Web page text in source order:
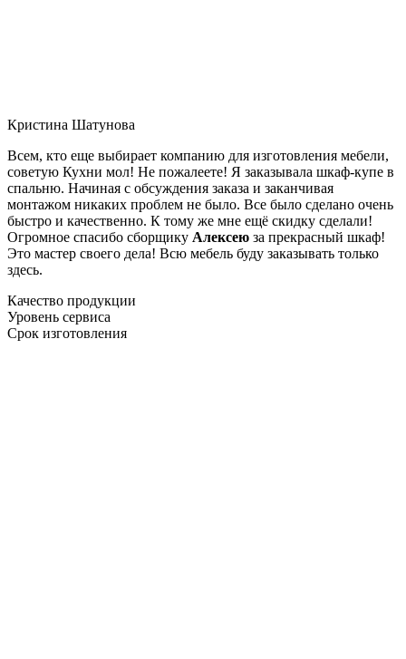
Кристина Шатунова
Всем, кто еще выбирает компанию для изготовления мебели,
советую Кухни мол! Не пожалеете! Я заказывала шкаф-купе в
спальню. Начиная с обсуждения заказа и заканчивая
монтажом никаких проблем не было. Все было сделано очень
быстро и качественно. К тому же мне ещё скидку сделали!
Огромное спасибо сборщику Алексею за прекрасный шкаф!
Это мастер своего дела! Всю мебель буду заказывать только
здесь.
Качество продукции
Уровень сервиса
Срок изготовления